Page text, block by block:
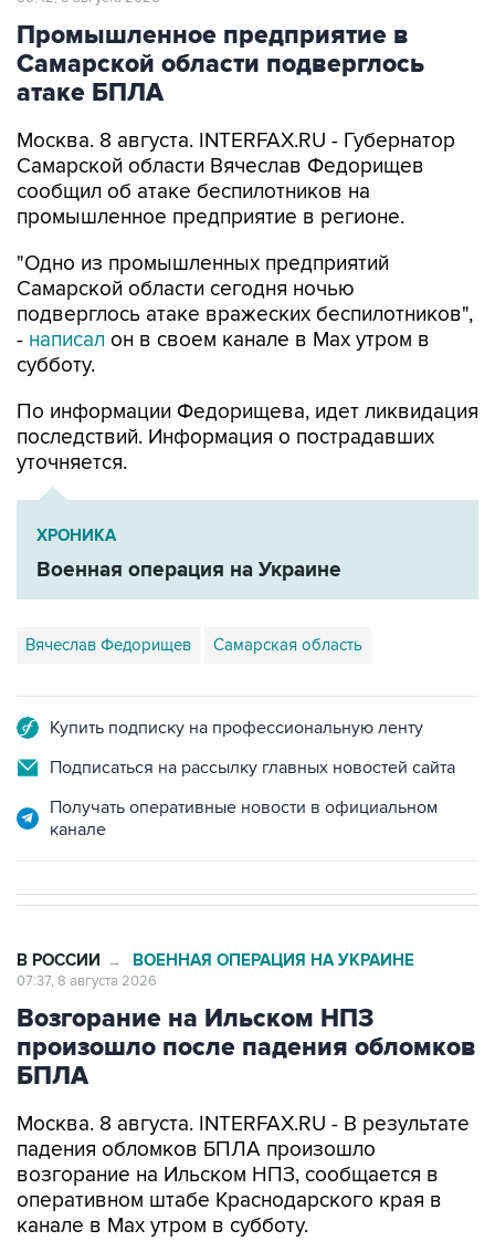
Промышленное предприятие в
Самарской области подверглось
атаке БПЛА
Москва. 8 августа. INTERFAX.RU - Губернатор
Самарской области Вячеслав Федорищев
сообщил об атаке беспилотников на
промышленное предприятие в регионе.
"Одно из промышленных предприятий
Самарской области сегодня ночью
подверглось атаке вражеских беспилотников",
- написал он в своем канале в Max утром в
субботу.
По информации Федорищева, идет ликвидация
последствий. Информация о пострадавших
уточняется.
ХРОНИКА
Военная операция на Украине
Вячеслав Федорищев Самарская область
Купить подписку на профессиональную ленту
Подписаться на рассылку главных новостей сайта
Получать оперативные новости в официальном
канале
В РОССИИ → ВОЕННАЯ ОПЕРАЦИЯ НА УКРАИНЕ
07:37, 8 августа 2026
Возгорание на Ильском НПЗ
произошло после падения обломков
БПЛА
Москва. 8 августа. INTERFAX.RU - В результате
падения обломков БПЛА произошло
возгорание на Ильском НПЗ, сообщается в
оперативном штабе Краснодарского края в
канале в Max утром в субботу.